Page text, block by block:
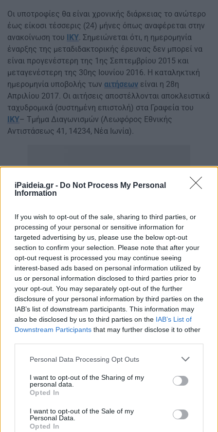
iPaideia.gr - Do Not Process My Personal
Information
If you wish to opt-out of the sale, sharing to third parties, or
processing of your personal or sensitive information for
targeted advertising by us, please use the below opt-out
section to confirm your selection. Please note that after your
opt-out request is processed you may continue seeing
interest-based ads based on personal information utilized by
us or personal information disclosed to third parties prior to
your opt-out. You may separately opt-out of the further
disclosure of your personal information by third parties on the
IAB’s list of downstream participants. This information may
also be disclosed by us to third parties on the IAB’s List of
Downstream Participants that may further disclose it to other
Please note that this website/app uses one or more Google
not limited to your visit or usage behaviour. You may click to
grant or deny consent to Google and its third-party tags to
use your data for below specified purposes in below Google
consent section.
Personal Data Processing Opt Outs
I want to opt-out of the Sharing of my
personal data.
Opted In
I want to opt-out of the Sale of my
Personal Data.
Opted In
Οι υποτροφίες θα είναι χρονικής διάρκειας το ανώτερο
έως είκοσι τέσσερις (24) μήνες όπως αναφέρεται στην
ανακοίνωση του ΙΚΥ. Σημειώνεται ότι, η ημερομηνία
έναρξης της μεταδιδακτορικής έρευνας δεν μπορεί να
είναι προγενέστερη της 1ης Σεπτεμβρίου 2015 και
μεταγενέστερη της 30ης Ιουνίου 2016. Η καταληκτική
ημερομηνία υποβολής των αιτήσεων είναι η 28η
Απριλίου 2017. Οι αιτήσεις αποστέλλονται αποκλειστικά
ταχυδρομικά (συστημένη επιστολή) στα Γραφεία του
ΙΚΥ– Τμήμα Διαγωνισμών (Λεωφόρος Εθνικής
Αντιστάσεως 41, 14234, Νέα Ιωνία).